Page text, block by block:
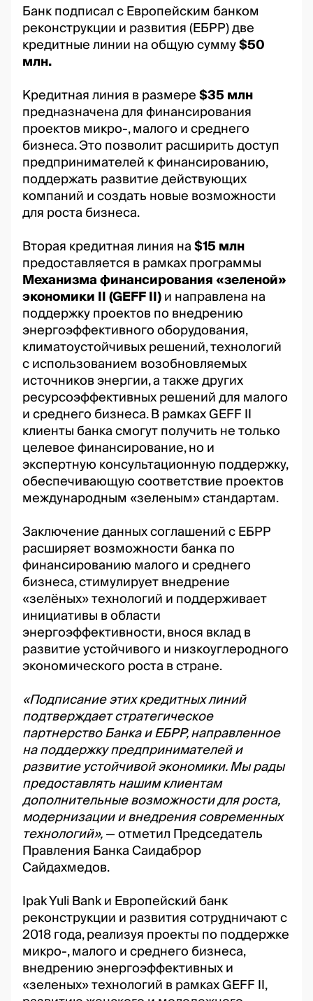
Банк подписал с Европейским банком
реконструкции и развития (ЕБРР) две
кредитные линии на общую сумму$50
млн.
Кредитная линия в размере$35 млн
предназначена для финансирования
проектов микро-, малого и среднего
бизнеса. Это позволит расширить доступ
предпринимателей к финансированию,
поддержать развитие действующих
компаний и создать новые возможности
для роста бизнеса.
Вторая кредитная линия на$15 млн
предоставляется в рамках программы
Механизма финансирования «зеленой»
экономики II (GEFF II)и направлена на
поддержку проектов по внедрению
энергоэффективного оборудования,
климатоустойчивых решений, технологий
с использованием возобновляемых
источников энергии, а также других
ресурсоэффективных решений для малого
и среднего бизнеса. В рамках GEFF II
клиенты банка смогут получить не только
целевое финансирование, но и
экспертную консультационную поддержку,
обеспечивающую соответствие проектов
международным «зеленым» стандартам.
Заключение данных соглашений с ЕБРР
расширяет возможности банка по
финансированию малого и среднего
бизнеса, стимулирует внедрение
«зелёных» технологий и поддерживает
инициативы в области
энергоэффективности, внося вклад в
развитие устойчивого и низкоуглеродного
экономического роста в стране.
«Подписание этих кредитных линий
подтверждает стратегическое
партнерство Банка и ЕБРР, направленное
на поддержку предпринимателей и
развитие устойчивой экономики. Мы рады
предоставлять нашим клиентам
дополнительные возможности для роста,
модернизации и внедрения современных
технологий»,— отметил Председатель
Правления Банка Саидаброр
Сайдахмедов.
Ipak Yuli Bank и Европейский банк
реконструкции и развития сотрудничают с
2018 года, реализуя проекты по поддержке
микро-, малого и среднего бизнеса,
внедрению энергоэффективных и
«зеленых» технологий в рамках GEFF II,